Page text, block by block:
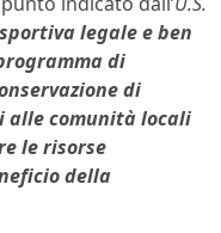
legale e ben
di
di
alle comunità locali
le risorse
della